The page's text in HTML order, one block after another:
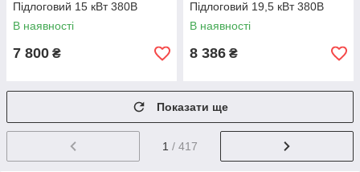
Підлоговий 15 кВт 380В
В наявності
7 800 ₴
Підлоговий 19,5 кВт 380В
В наявності
8 386 ₴
Показати ще
1 / 417